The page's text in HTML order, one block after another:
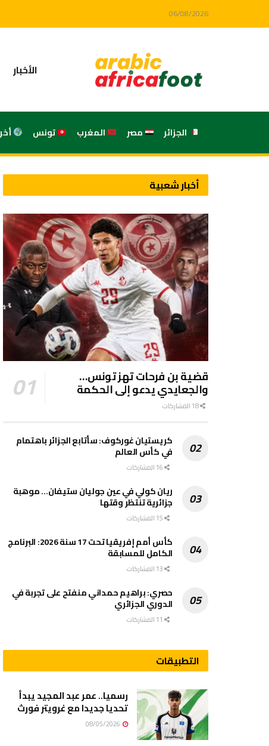
06/08/2026
الأخبار
الجزائر مصر المغرب تونس
أخبار شعبية
قضية بن فرحات تهز تونس…
والجعايدي يدعو إلى الحكمة
كريستيان غوركوف: سأتابع الجزائر باهتمام
في كأس العالم
ريان كولي في عين جوليان ستيفان… موهبة
جزائرية تنتظر وقتها
كأس أمم إفريقيا تحت 17 سنة 2026: البرنامج
الكامل للمسابقة
حصري: براهيم حمداني منفتح على تجربة في
الدوري الجزائري
التطبيقات
رسميا.. عمر عبد المجيد يبدأ
تحديا جديدا مع غرويتر فورث